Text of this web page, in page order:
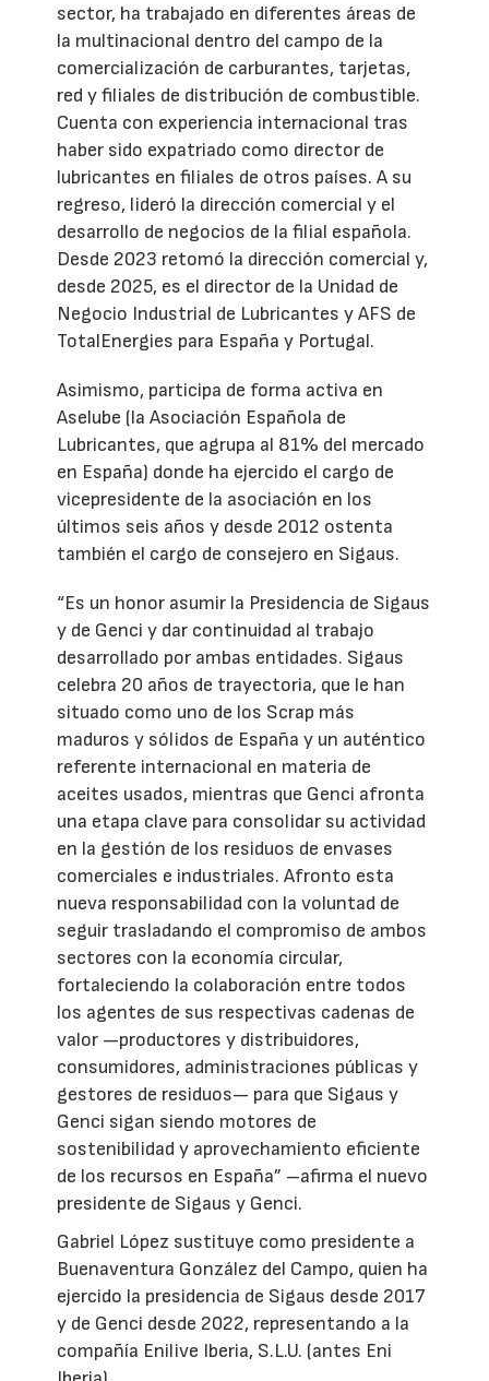
sector, ha trabajado en diferentes áreas de
la multinacional dentro del campo de la
comercialización de carburantes, tarjetas,
red y filiales de distribución de combustible.
Cuenta con experiencia internacional tras
haber sido expatriado como director de
lubricantes en filiales de otros países. A su
regreso, lideró la dirección comercial y el
desarrollo de negocios de la filial española.
Desde 2023 retomó la dirección comercial y,
desde 2025, es el director de la Unidad de
Negocio Industrial de Lubricantes y AFS de
TotalEnergies para España y Portugal.
Asimismo, participa de forma activa en
Aselube (la Asociación Española de
Lubricantes, que agrupa al 81% del mercado
en España) donde ha ejercido el cargo de
vicepresidente de la asociación en los
últimos seis años y desde 2012 ostenta
también el cargo de consejero en Sigaus.
“Es un honor asumir la Presidencia de Sigaus
y de Genci y dar continuidad al trabajo
desarrollado por ambas entidades. Sigaus
celebra 20 años de trayectoria, que le han
situado como uno de los Scrap más
maduros y sólidos de España y un auténtico
referente internacional en materia de
aceites usados, mientras que Genci afronta
una etapa clave para consolidar su actividad
en la gestión de los residuos de envases
comerciales e industriales. Afronto esta
nueva responsabilidad con la voluntad de
seguir trasladando el compromiso de ambos
sectores con la economía circular,
fortaleciendo la colaboración entre todos
los agentes de sus respectivas cadenas de
valor —productores y distribuidores,
consumidores, administraciones públicas y
gestores de residuos— para que Sigaus y
Genci sigan siendo motores de
sostenibilidad y aprovechamiento eficiente
de los recursos en España” –afirma el nuevo
presidente de Sigaus y Genci.
Gabriel López sustituye como presidente a
Buenaventura González del Campo, quien ha
ejercido la presidencia de Sigaus desde 2017
y de Genci desde 2022, representando a la
compañía Enilive Iberia, S.L.U. (antes Eni